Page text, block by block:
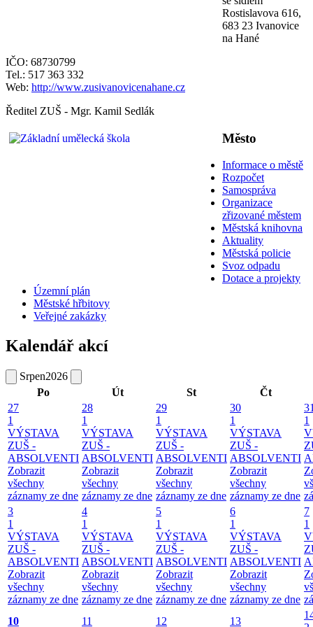
Rostislavova 616,
683 23 Ivanovice
na Hané
IČO: 68730799
Tel.: 517 363 332
Web: http://www.zusivanovicenahane.cz
Ředitel ZUŠ - Mgr. Kamil Sedlák
Město
Informace o městě
Rozpočet
Samospráva
Organizace
zřizované městem
Městská knihovna
Aktuality
Městská policie
Svoz odpadu
Dotace a projekty
Územní plán
Městské hřbitovy
Veřejné zakázky
Kalendář akcí
Srpen2026
Po
Út St
Čt
27
1
VÝSTAVA
ZUŠ -
ABSOLVENTI
Zobrazit
všechny
záznamy ze dne
28
1
VÝSTAVA
ZUŠ -
ABSOLVENTI
Zobrazit
všechny
záznamy ze dne
29
1
VÝSTAVA
ZUŠ -
ABSOLVENTI
Zobrazit
všechny
záznamy ze dne
30
1
VÝSTAVA
ZUŠ -
ABSOLVENTI
Zobrazit
všechny
záznamy ze dne
1
3
1
VÝSTAVA
ZUŠ -
ABSOLVENTI
Zobrazit
všechny
záznamy ze dne
4
1
VÝSTAVA
ZUŠ -
ABSOLVENTI
Zobrazit
všechny
záznamy ze dne
5
1
VÝSTAVA
ZUŠ -
ABSOLVENTI
Zobrazit
všechny
záznamy ze dne
6
1
VÝSTAVA
ZUŠ -
ABSOLVENTI
Zobrazit
všechny
záznamy ze dne
7
1
10
11
12
13